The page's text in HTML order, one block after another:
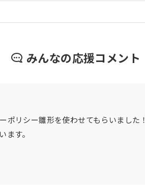
みんなの応援コメント
ポリシー雛形を使わせてもらいました！
ます。